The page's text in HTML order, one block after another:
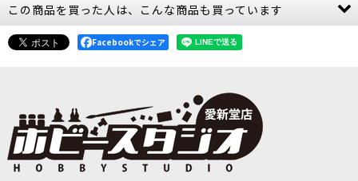
この商品を買った人は、こんな商品も買っています
Facebookでシェア